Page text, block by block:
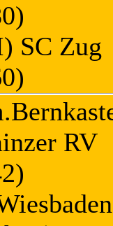
SC
RV